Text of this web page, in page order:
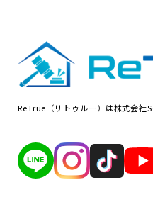
ReTrue（リトゥルー）は株式会社